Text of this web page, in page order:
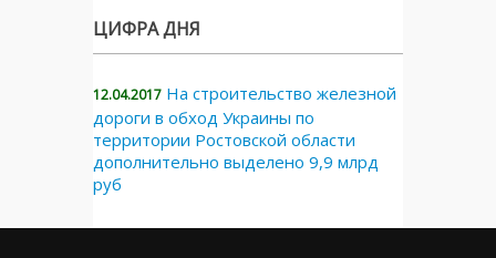
ЦИФРА ДНЯ
12.04.2017 На строительство железной
дороги в обход Украины по
территории Ростовской области
дополнительно выделено 9,9 млрд
руб